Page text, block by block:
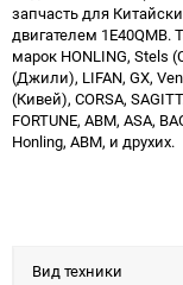
запчасть для
двигателем 1E40QMB.
марок HONLING, Stels
(Джили), LIFAN, GX,
(Кивей), CORSA,
FORTUNE, ABM, ASA,
Honling, ABM, и друхих.
Вид техники